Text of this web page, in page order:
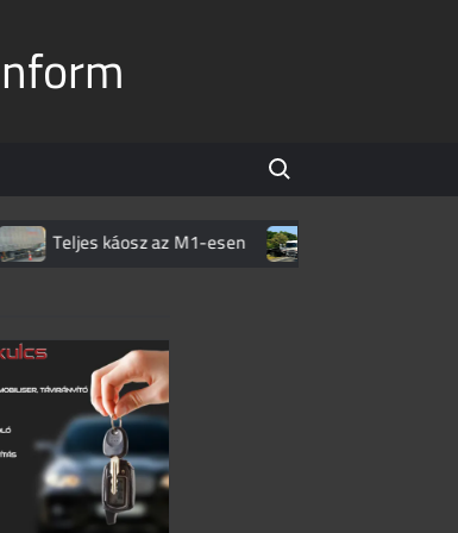
Search for:
Teljes káosz az M1-esen Súlyos baleset a 37-